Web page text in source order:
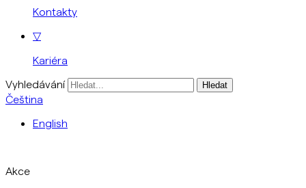
Kontakty
▽
Kariéra
Vyhledávání
Čeština
English
Akce